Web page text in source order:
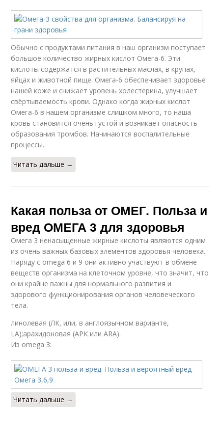
Обычно с продуктами питания в наш организм поступает
большое количество жирных кислот Омега-6. Эти
кислоты содержатся в растительных маслах, в крупах,
яйцах и животной пище. Омега-6 обеспечивает здоровье
нашей коже и снижает уровень холестерина, улучшает
свёртываемость крови. Однако когда жирных кислот
Омега-6 в нашем организме слишком много, то наша
кровь становится очень густой и возникает опасность
образования тромбов. Начинаются воспалительные
процессы.
Читать дальше →
Какая польза от ОМЕГ. Польза и
вред ОМЕГА 3 для здоровья
Омега 3 ненасыщенные жирные кислоты являются одним
из очень важных базовых элементов здоровья человека.
Наряду с omega 6 и 9 они активно участвуют в обмене
веществ организма на клеточном уровне, что значит, что
они крайне важны для нормального развития и
здорового функционирования органов человеческого
тела.
линолевая (ЛК, или, в англоязычном варианте,
LA);арахидоновая (АРК или ARA).
Из omega 3:
Читать дальше →